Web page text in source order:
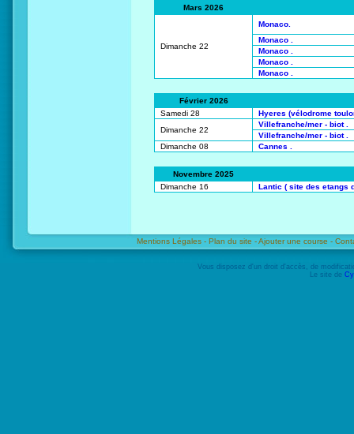
Mars 2026
Dimanche 22
Monaco.
Monaco .
Monaco .
Monaco .
Monaco .
Février 2026
Samedi 28
Hyeres (vélodrome
Dimanche 22
Villefranche/mer - biot .
Villefranche/mer - biot .
Dimanche 08
Cannes .
Novembre 2025
Dimanche 16
Lantic ( site des etangs
Mentions Légales - Plan du site -Ajouter une course -
Vous disposez d'un droit d'accès, de
Le site de